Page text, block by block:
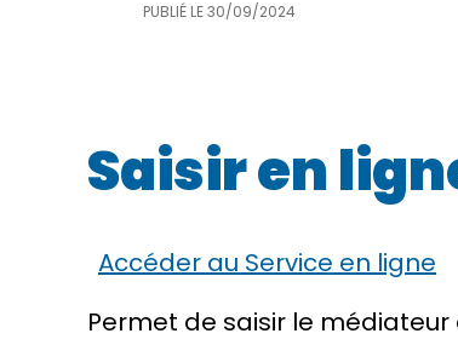
PUBLIÉ LE30/09/2024
Saisir en
Accéder au Service en ligne
Permet de saisir le